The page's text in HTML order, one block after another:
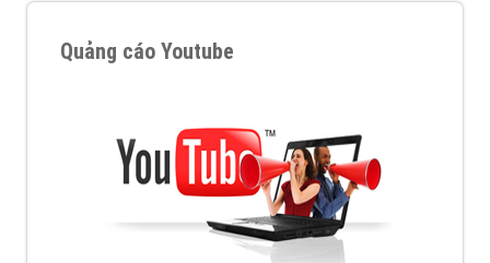
Quảng cáo Youtube